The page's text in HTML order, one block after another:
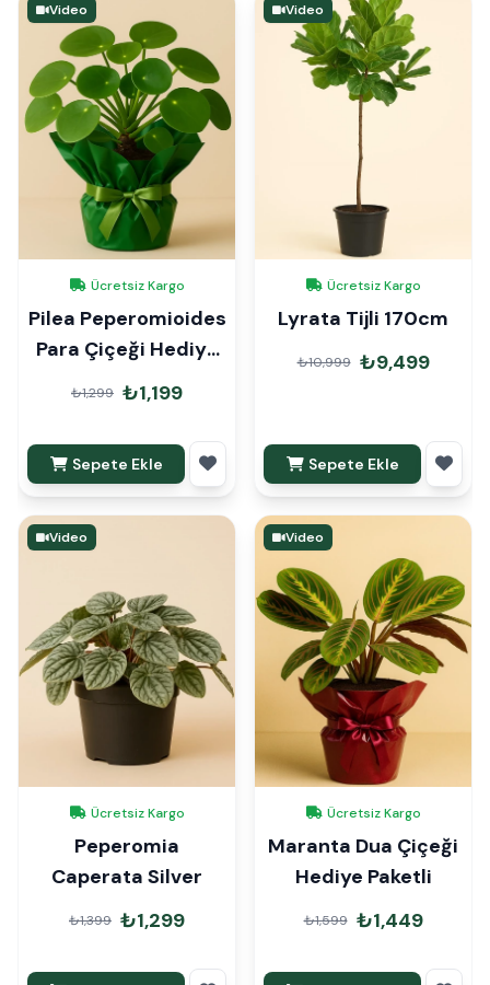
Video
Ücretsiz Kargo
Pilea Peperomioides
Para Çiçeği Hediye
Paketli
₺1,299 ₺1,199
Sepete Ekle
Video
Ücretsiz Kargo
Lyrata Tijli 170cm
₺10,999 ₺9,499
Sepete Ekle
Video
Ücretsiz Kargo
Peperomia
Caperata Silver
₺1,399 ₺1,299
Video
Ücretsiz Kargo
Maranta Dua Çiçeği
Hediye Paketli
₺1,599 ₺1,449